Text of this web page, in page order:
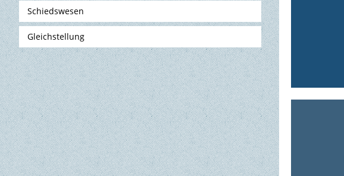
Schiedswesen
Gleichstellung